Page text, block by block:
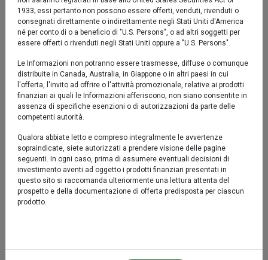
Rendimento medio annuo composto
2 anni* 3,09%
3 anni* 3,65%
5 anni* 1,07%
Performance Annua
1933; essi pertanto non possono essere offerti, venduti, rivenduti o
consegnati direttamente o indirettamente negli Stati Uniti d'America
né per conto di o a beneficio di "U.S. Persons", o ad altri soggetti per
essere offerti o rivenduti negli Stati Uniti oppure a "U.S. Persons".
Le Informazioni non potranno essere trasmesse, diffuse o comunque
distribuite in Canada, Australia, in Giappone o in altri paesi in cui
l'offerta, l'invito ad offrire o l'attività promozionale, relative ai prodotti
finanziari ai quali le Informazioni afferiscono, non siano consentite in
assenza di specifiche esenzioni o di autorizzazioni da parte delle
competenti autorità.
Qualora abbiate letto e compreso integralmente le avvertenze
sopraindicate, siete autorizzati a prendere visione delle pagine
seguenti. In ogni caso, prima di assumere eventuali decisioni di
investimento aventi ad oggetto i prodotti finanziari presentati in
questo sito si raccomanda ulteriormente una lettura attenta del
prospetto e della documentazione di offerta predisposta per ciascun
prodotto.